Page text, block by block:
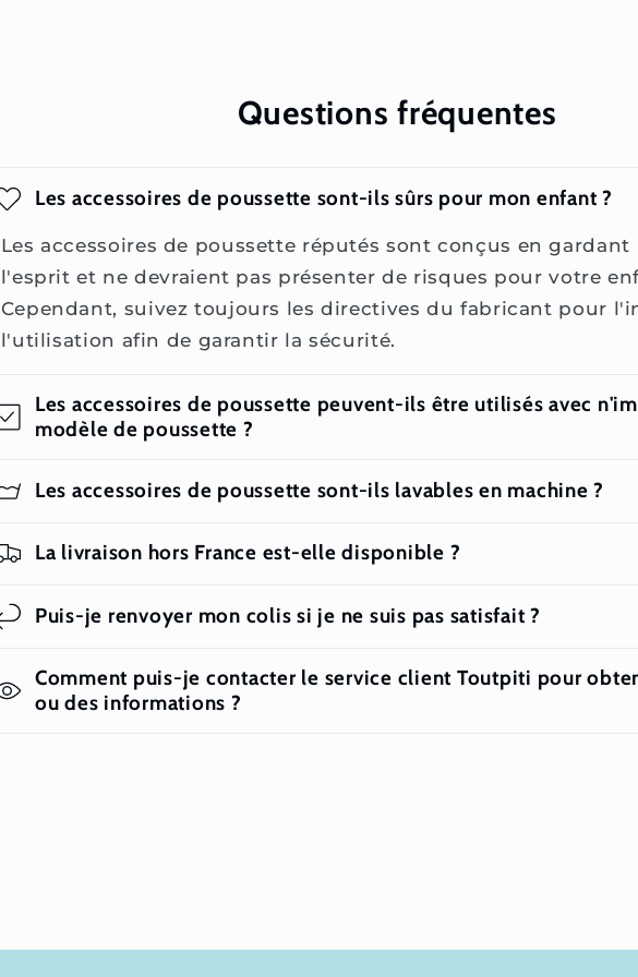
Questions fréquentes
Les accessoires de poussette sont-ils sûrs pour mon enfant ?
Les accessoires de poussette réputés sont conçus en gardant
l'esprit et ne devraient pas présenter de risques pour votre
Cependant, suivez toujours les directives du fabricant pour
l'utilisation afin de garantir la sécurité.
Les accessoires de poussette peuvent-ils être utilisés avec
modèle de poussette ?
Les accessoires de poussette sont-ils lavables en machine ?
La livraison hors France est-elle disponible ?
Puis-je renvoyer mon colis si je ne suis pas satisfait ?
Comment puis-je contacter le service client Toutpiti pour
ou des informations ?